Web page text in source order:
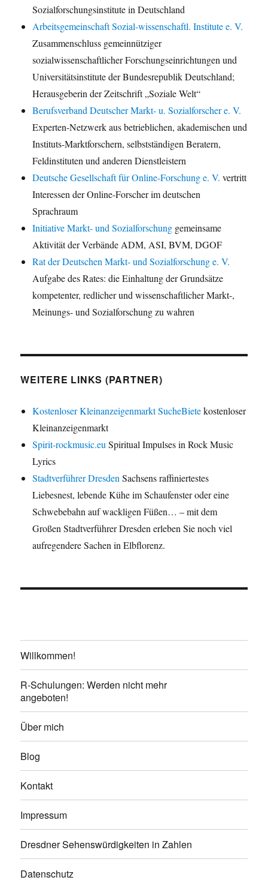
Sozialforschungsinstitute in Deutschland
Arbeitsgemeinschaft Sozial-wissenschaftl. Institute e. V.
Zusammenschluss gemeinnütziger
sozialwissenschaftlicher Forschungseinrichtungen und
Universitätsinstitute der Bundesrepublik Deutschland;
Herausgeberin der Zeitschrift „Soziale Welt“
Berufsverband Deutscher Markt- u. Sozialforscher e. V.
Experten-Netzwerk aus betrieblichen, akademischen und
Instituts-Marktforschern, selbstständigen Beratern,
Feldinstituten und anderen Dienstleistern
Deutsche Gesellschaft für Online-Forschung e. V. vertritt
Interessen der Online-Forscher im deutschen
Sprachraum
Initiative Markt- und Sozialforschung gemeinsame
Aktivität der Verbände ADM, ASI, BVM, DGOF
Rat der Deutschen Markt- und Sozialforschung e. V.
Aufgabe des Rates: die Einhaltung der Grundsätze
kompetenter, redlicher und wissenschaftlicher Markt-,
Meinungs- und Sozialforschung zu wahren
WEITERE LINKS (PARTNER)
Kostenloser Kleinanzeigenmarkt SucheBietekostenloser
Kleinanzeigenmarkt
Spirit-rockmusic.eu Spiritual Impulses in Rock Music
Lyrics
Stadtverführer Dresden Sachsens raffiniertestes
Liebesnest, lebende Kühe im Schaufenster oder eine
Schwebebahn auf wackligen Füßen… – mit dem
Großen Stadtverführer Dresden erleben Sie noch viel
aufregendere Sachen in Elbflorenz.
Willkommen!
R-Schulungen: Werden nicht mehr
angeboten!
Über mich
Blog
Kontakt
Impressum
Dresdner Sehenswürdigkeiten in Zahlen
Datenschutz